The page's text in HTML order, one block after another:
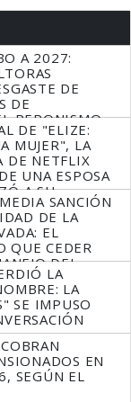
A 2027:
DE
DE
PERONISMO
DE "ELIZE:
MUJER", LA
DE NETFLIX
UNA ESPOSA
A SU
SANCIÓN
DE LA
EL
QUE CEDER
DEL
LA
LA
SE IMPUSO
EN
SEGÚN EL